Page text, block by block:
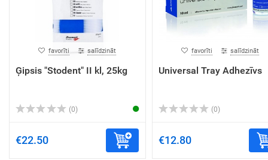
favorīti salīdzināt
Ģipsis "Stodent" II kl, 25kg
(0)
€22.50
favorīti salīdzināt
Universal Tray Adhezīvs
(0)
€12.80